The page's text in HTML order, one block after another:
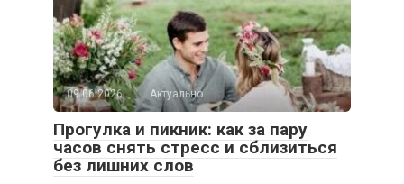
09.06.2026 Актуально
Прогулка и пикник: как за пару
часов снять стресс и сблизиться
без лишних слов